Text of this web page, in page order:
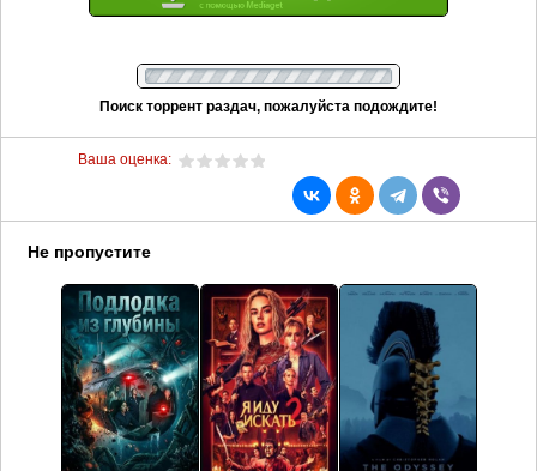
Поиск торрент раздач, пожалуйста подождите!
Ваша оценка:
Не пропустите